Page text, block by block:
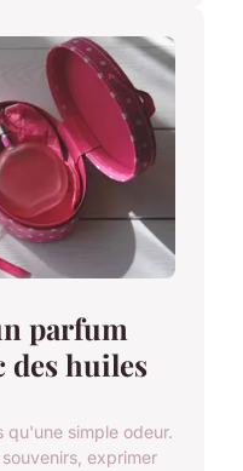
parfum
des huiles
qu'une simple odeur.
exprimer